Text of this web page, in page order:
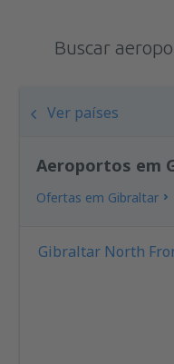
Buscar
Ver países
Aeroportos em
Ofertas em Gibraltar
Gibraltar North